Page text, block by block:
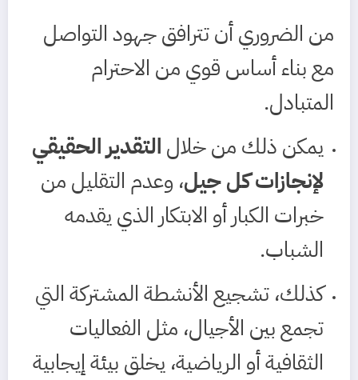
من الضروري أن تترافق جهود التواصل
مع بناء أساس قوي من الاحترام
المتبادل.
يمكن ذلك من خلال التقدير الحقيقي
لإنجازات كل جيل، وعدم التقليل من
خبرات الكبار أو الابتكار الذي يقدمه
الشباب.
كذلك، تشجيع الأنشطة المشتركة التي
تجمع بين الأجيال، مثل الفعاليات
الثقافية أو الرياضية، يخلق بيئة إيجابية